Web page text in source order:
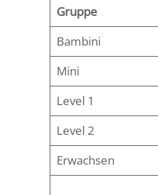
Gruppe
Bambini
Mini
Level 1
Level 2
Erwachsen